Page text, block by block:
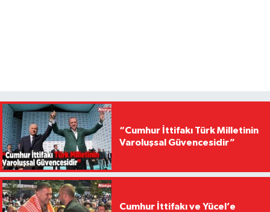
“Cumhur İttifakı Türk Milletinin
Varoluşsal Güvencesidir”
Cumhur İttifakı ve Yücel’e